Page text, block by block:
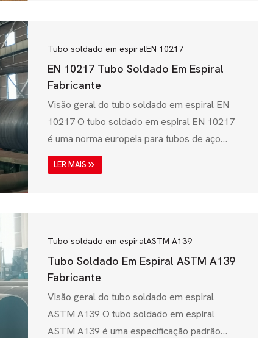
resistência mecânica, resistência à corrosão
e capacidades de manuseamento de
pressão. A ISO 3183 abrange...
Tubo soldado em espiralEN 10217
EN 10217 Tubo Soldado Em Espiral
Fabricante
Visão geral do tubo soldado em espiral EN
10217 O tubo soldado em espiral EN 10217
é uma norma europeia para tubos de aço
soldados utilizados em aplicações de
pressão, tais como caldeiras, condutas e
de aço soldados para fins de pressão,
assegurando...
LER MAIS
Tubo soldado em espiralASTM A139
Tubo Soldado Em Espiral ASTM A139
Fabricante
Visão geral do tubo soldado em espiral
ASTM A139 O tubo soldado em espiral
ASTM A139 é uma especificação padrão